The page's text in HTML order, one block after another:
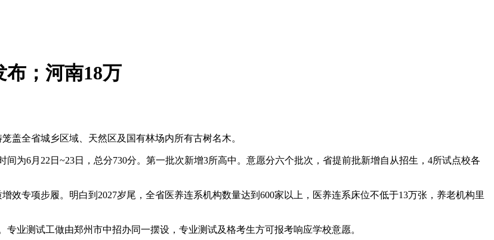
布；河南18万
全省城乡区域、天然区及国有林场内所有古树名木。
6月22日~23日，总分730分。第一批次新增3所高中。意愿分六个批次，省提前批新增自从招生，4所试点校各
专项步履。明白到2027岁尾，全省医养连系机构数量达到600家以上，医养连系床位不低于13万张，养老机构里
测试工做由郑州市中招办同一摆设，专业测试及格考生方可报考响应学校意愿。